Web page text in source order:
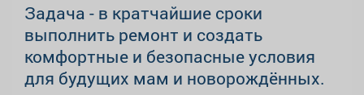
Задача - в кратчайшие сроки
выполнить ремонт и создать
комфортные и безопасные условия
для будущих мам и новорождённых.